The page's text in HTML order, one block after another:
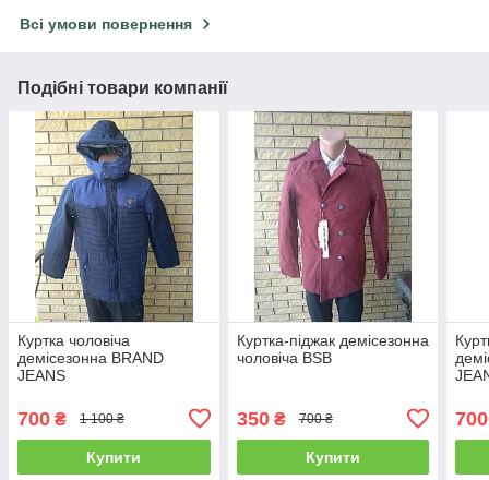
Всі умови повернення
Подібні товари компанії
Куртка чоловіча
демісезонна BRAND
JEANS
700 ₴ 1 100 ₴
Купити
Куртка-піджак демісезонна
чоловіча BSB
350₴ 700 ₴
Купити
700